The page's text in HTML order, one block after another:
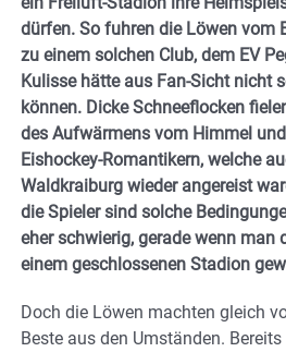
dürfen. So fuhren die Löwen vom
zu einem solchen Club, dem EV
Kulisse hätte aus Fan-Sicht nicht
können. Dicke Schneeflocken
des Aufwärmens vom Himmel
Eishockey-Romantikern, welche
Waldkraiburg wieder angereist
die Spieler sind solche
eher schwierig, gerade wenn man
einem geschlossenen Stadion
Doch die Löwen machten gleich
Beste aus den Umständen.